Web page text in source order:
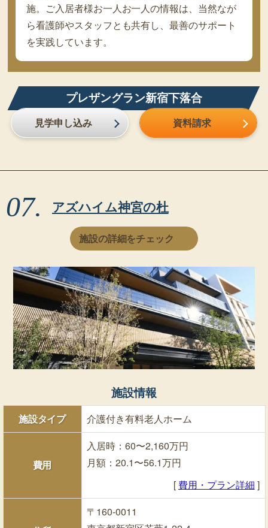
施。ご入居者様お一人お一人の情報は、当然なが
ら看護師やスタッフとも共有し、最善のサポート
を実践しています。
プレザングラン新宿下落合
見学申し込み 資料請求
アズハイム神宮の杜
施設の詳細をチェック
施設情報
施設タイプ 介護付き有料老人ホーム
費用
入居時：60〜2,160万円
月額：20.1〜56.1万円
[ 費用・プラン詳細 ]
〒160-0011